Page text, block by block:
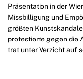
Präsentation in der
Missbilligung und
größten
protestierte gegen die
trat unter Verzicht auf